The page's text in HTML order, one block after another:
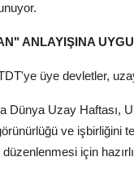
ANLAYIŞINA
üye devletler,
Dünya Uzay Haftası,
ve işbirliğini
için